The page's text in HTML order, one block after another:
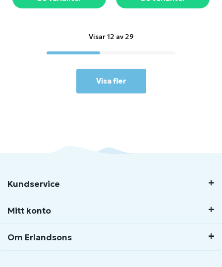
Visar 12 av 29
Visa fler
Kundservice
Mitt konto
Om Erlandsons